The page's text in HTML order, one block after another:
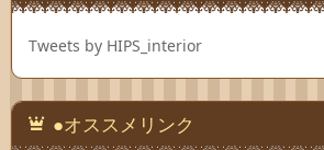
Tweets by HIPS_interior
●オススメリンク